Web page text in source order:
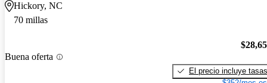
Hickory, NC
70 millas
Buena oferta
El precio incluye tasas